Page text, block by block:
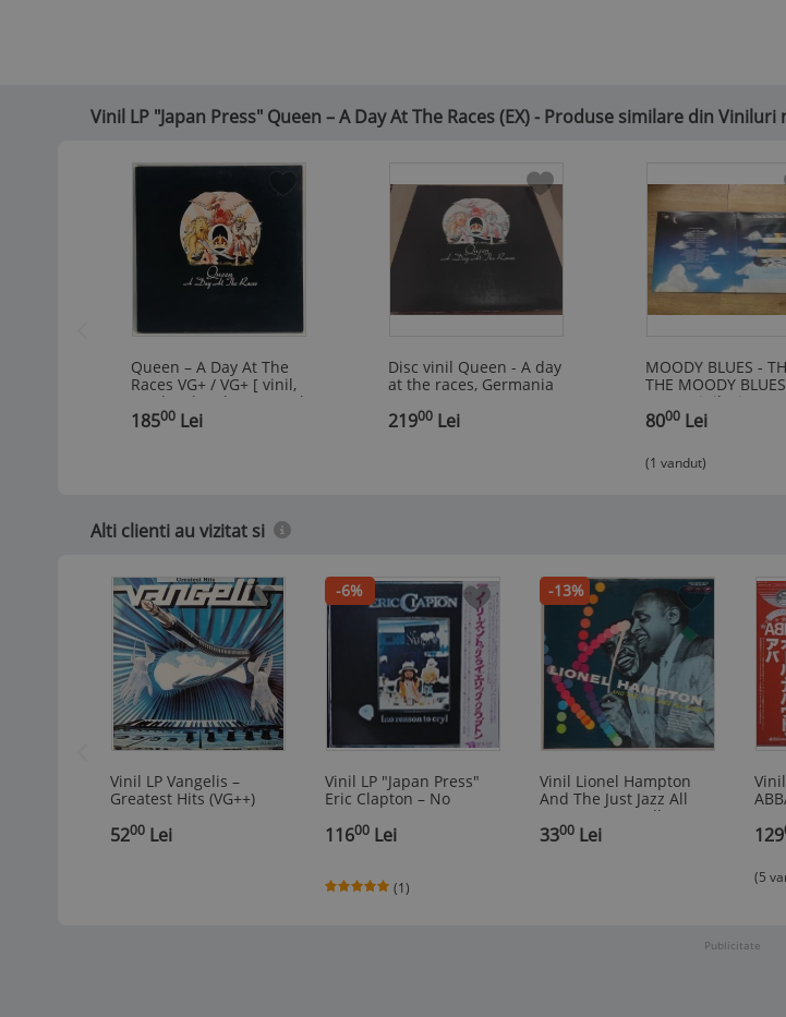
Vinil LP "Japan Press" Queen ‎– A Day At The Races (EX) - Produse similare din Viniluri
Queen – A Day At The
Races VG+ / VG+ [ vinil,
LP ] hard rock, prog rock
Elektra , SUA, 1976
18500 Lei
Disc vinil Queen - A day
at the races, Germania
21900 Lei
MOODY BLUES -
THE MOODY BLUES
(2LP,2 viniluri,
8000 Lei
(1 vandut)
Alti clienti au vizitat si
Vinil LP Vangelis –
Greatest Hits (VG++)
5200Lei
-6%
Vinil LP "Japan Press"
Eric Clapton ‎– No
11600Lei
(1)
-13%
Vinil Lionel Hampton
And The Just Jazz All
Stars ‎– ... Jazz All Stars
(VG+)
3300Lei 129
(5
Publicitate